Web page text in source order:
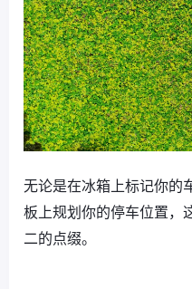
无论是在冰箱上标记你的
板上规划你的停车位置，
二的点缀。